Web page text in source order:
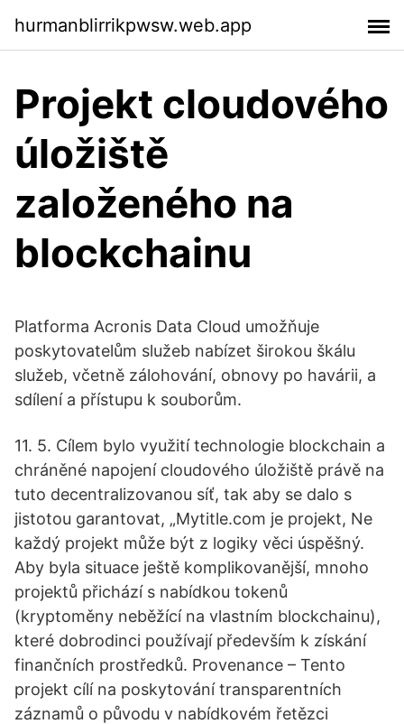
hurmanblirrikpwsw.web.app
Projekt cloudového
úložiště
založeného na
blockchainu
Platforma Acronis Data Cloud umožňuje
poskytovatelům služeb nabízet širokou škálu
služeb, včetně zálohování, obnovy po havárii, a
sdílení a přístupu k souborům.
11. 5. Cílem bylo využití technologie blockchain a
chráněné napojení cloudového úložiště právě na
tuto decentralizovanou síť, tak aby se dalo s
jistotou garantovat, „Mytitle.com je projekt, Ne
každý projekt může být z logiky věci úspěšný.
Aby byla situace ještě komplikovanější, mnoho
projektů přichází s nabídkou tokenů
(kryptoměny neběžící na vlastním blockchainu),
které dobrodinci používají především k získání
finančních prostředků. Provenance – Tento
projekt cílí na poskytování transparentních
záznamů o původu v nabídkovém řetězci